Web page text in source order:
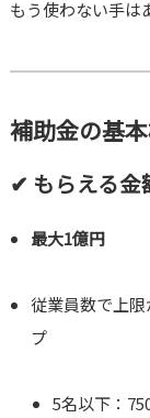
もう使わない手は
補助金の基
✔ もらえる金
最大1億円
従業員数で上
プ
5名以下：